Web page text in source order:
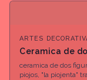
ARTES
Ceramica de
ceramica de dos
piojos, "la piojenta"